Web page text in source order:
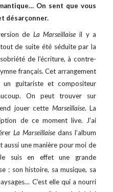
On sent que vous
désarçonner.
de La Marseillaise il y a
de suite été séduite par la
de l’écriture, à contre-
français. Cet arrangement
guitariste et compositeur
On peut trouver sur
jouer cette Marseillaise. La
de ce moment live. J’ai
La Marseillaisedans l’album
aussi une manière pour moi de
suis en effet une grande
: son histoire, sa musique, sa
C’est elle qui a nourri